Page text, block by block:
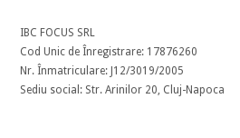
IBC FOCUS SRL
Cod Unic de Înregistrare: 17876260
Nr. Înmatriculare: J12/3019/2005
Sediu social: Str. Arinilor 20, Cluj-Napoca